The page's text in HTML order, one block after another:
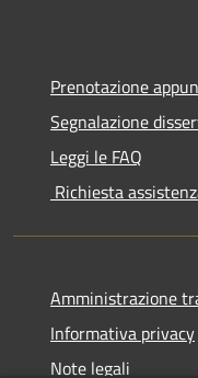
Prenotazione
Segnalazione
Leggi le FAQ
Richiesta
Amministrazione
Informativa privacy
Note legali